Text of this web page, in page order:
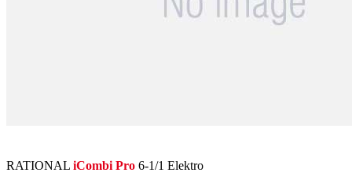
RATIONAL iCombi Pro 6-1/1 Elektro